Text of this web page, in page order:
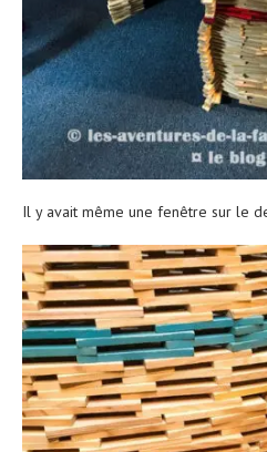
Il y avait même une fenêtre sur le